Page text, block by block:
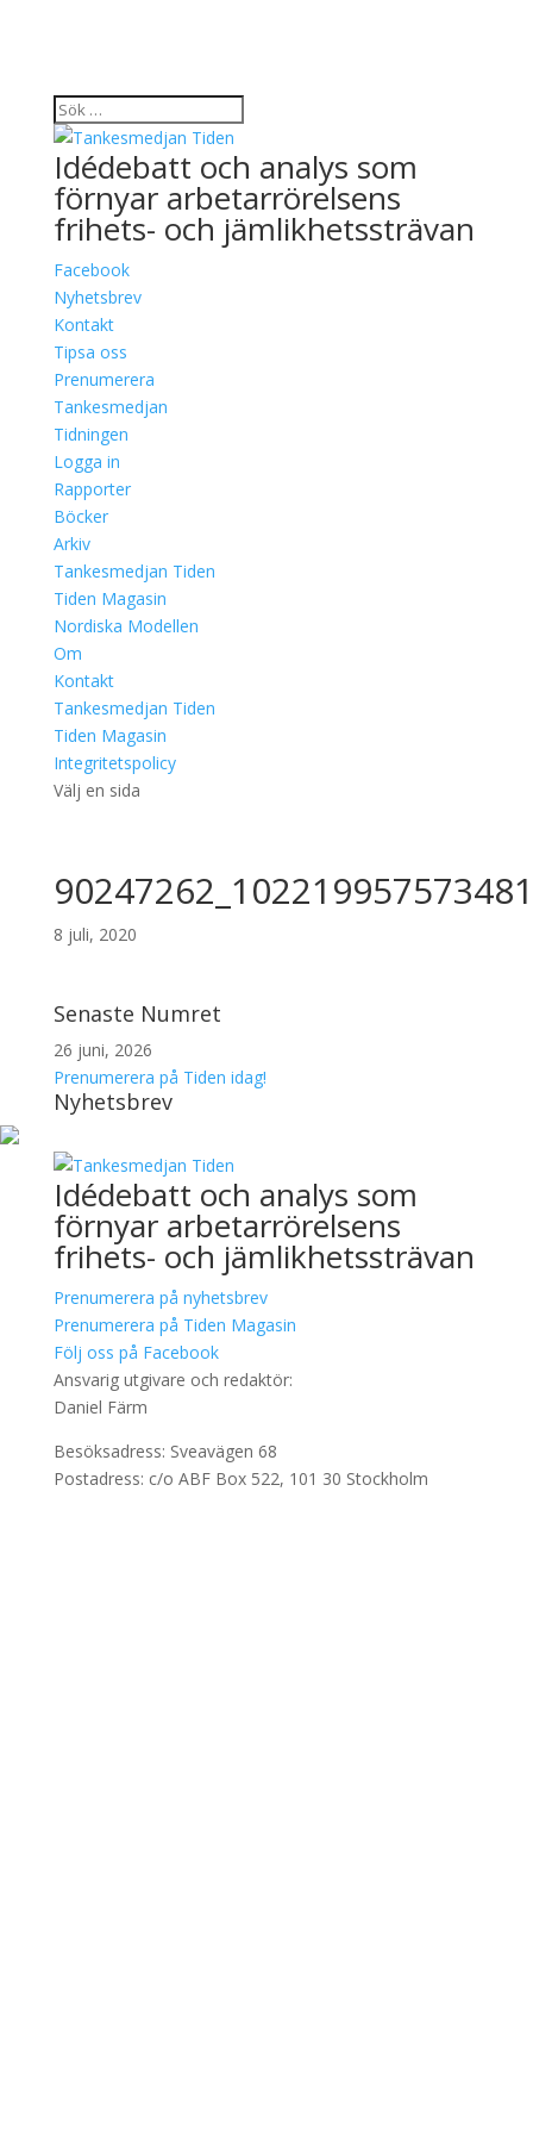
Idédebatt och analys som
förnyar arbetarrörelsens
frihets- och jämlikhetssträvan
Facebook
Nyhetsbrev
Kontakt
Tipsa oss
Prenumerera
Tankesmedjan
Tidningen
Logga in
Rapporter
Böcker
Arkiv
Tankesmedjan Tiden
Tiden Magasin
Nordiska Modellen
Om
Kontakt
Tankesmedjan Tiden
Tiden Magasin
Integritetspolicy
Välj en sida
8 juli, 2020
Senaste Numret
26 juni, 2026
Prenumerera på Tiden idag!
Nyhetsbrev
Idédebatt och analys som
förnyar arbetarrörelsens
frihets- och jämlikhetssträvan
Prenumerera på nyhetsbrev
Prenumerera på Tiden Magasin
Följ oss på Facebook
Ansvarig utgivare och redaktör:
Daniel Färm
Besöksadress: Sveavägen 68
Postadress: c/o ABF Box 522, 101 30 Stockholm